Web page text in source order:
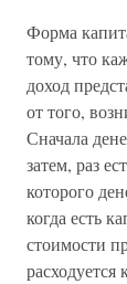
Форма
тому, что
доход
от того,
Сначала
затем, раз
которого
когда есть
стоимости
расходуется